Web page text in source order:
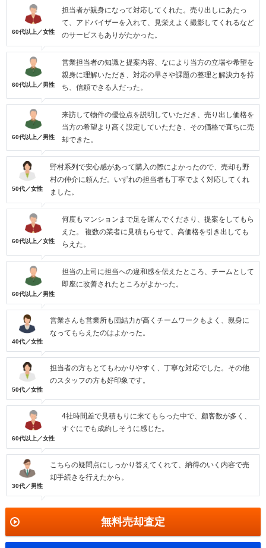
60代以上／女性
担当者が親身になって対応してくれた。売り出しにあたっ
て、アドバイザーを入れて、見栄えよく撮影してくれるなど
のサービスもありがたかった。
60代以上／男性
営業担当者の知識と提案内容、なにより当方の立場や希望を
親身に理解いただき、対応の早さや課題の整理と解決力を持
ち、信頼できる人だった。
60代以上／男性
来訪して物件の優位点を説明していただき、売り出し価格を
当方の希望より高く設定していただき、その価格で直ちに売
却できた。
50代／女性
野村系列で安心感があって購入の際によかったので、売却も野
村の仲介に頼んだ。いずれの担当者も丁寧でよく対応してくれ
ました。
60代以上／女性
何度もマンションまで足を運んでくださり、提案をしてもら
えた。 複数の業者に見積もらせて、高価格を引き出しても
らえた。
60代以上／男性
担当の上司に担当への違和感を伝えたところ、チームとして
即座に改善されたところがよかった。
40代／女性
営業さんも営業所も団結力が高くチームワークもよく、親身に
なってもらえたのはよかった。
50代／女性
担当者の方もとてもわかりやすく、丁寧な対応でした。その他
のスタッフの方も好印象です。
60代以上／女性
4社時間差で見積もりに来てもらった中で、顧客数が多く、
すぐにでも成約しそうに感じた。
30代／男性
こちらの疑問点にしっかり答えてくれて、納得のいく内容で売
却手続きを行えたから。
無料売却査定